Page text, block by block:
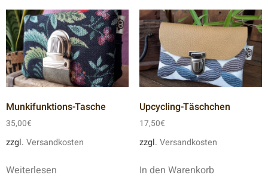
Munkifunktions-Tasche
35,00€
zzgl. Versandkosten
Weiterlesen
Upcycling-Täschchen
17,50€
zzgl. Versandkosten
In den Warenkorb